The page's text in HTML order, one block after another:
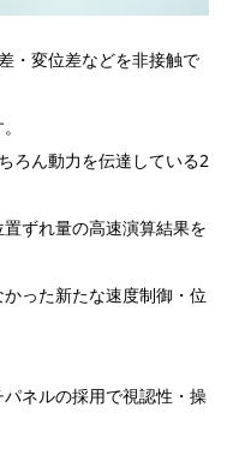
・変位差などを非接触で
ろん動力を伝達している2
ずれ量の高速演算結果を
った新たな速度制御・位
ネルの採用で視認性・操